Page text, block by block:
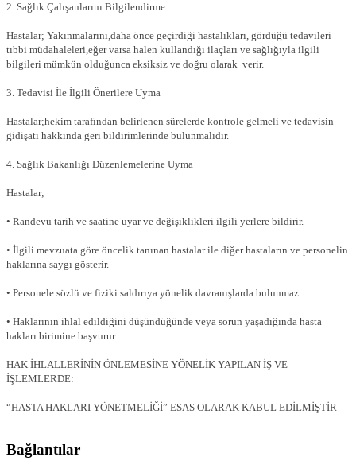
2. Sağlık Çalışanlarını Bilgilendirme
Hastalar; Yakınmalarını,daha önce geçirdiği hastalıkları, gördüğü tedavileri
tıbbi müdahaleleri,eğer varsa halen kullandığı ilaçları ve sağlığıyla ilgili
bilgileri mümkün olduğunca eksiksiz ve doğru olarak verir.
3. Tedavisi İle İlgili Önerilere Uyma
Hastalar;hekim tarafından belirlenen sürelerde kontrole gelmeli ve tedavisin
gidişatı hakkında geri bildirimlerinde bulunmalıdır.
4. Sağlık Bakanlığı Düzenlemelerine Uyma
Hastalar;
• Randevu tarih ve saatine uyar ve değişiklikleri ilgili yerlere bildirir.
• İlgili mevzuata göre öncelik tanınan hastalar ile diğer hastaların ve personelin
haklarına saygı gösterir.
• Personele sözlü ve fiziki saldırıya yönelik davranışlarda bulunmaz.
• Haklarının ihlal edildiğini düşündüğünde veya sorun yaşadığında hasta
hakları birimine başvurur.
HAK İHLALLERİNİN ÖNLEMESİNE YÖNELİK YAPILAN İŞ VE
İŞLEMLERDE:
“HASTA HAKLARI YÖNETMELİĞİ” ESAS OLARAK KABUL EDİLMİŞTİR
Bağlantılar